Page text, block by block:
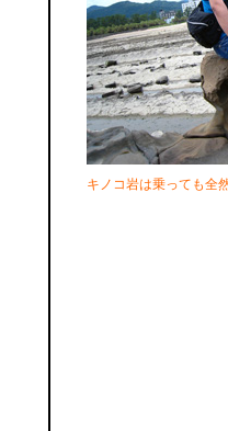
キノコ岩は乗っても全